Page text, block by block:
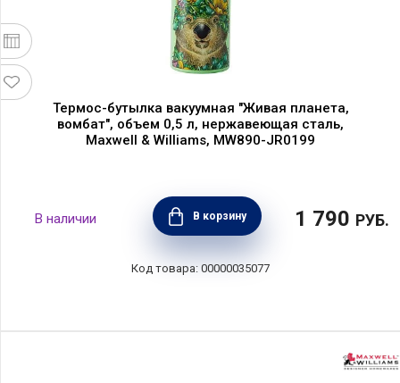
Термос-бутылка вакуумная "Живая планета,
вомбат", объем 0,5 л, нержавеющая сталь,
Maxwell & Williams, MW890-JR0199
В корзину 1 790 РУБ.
00000035077